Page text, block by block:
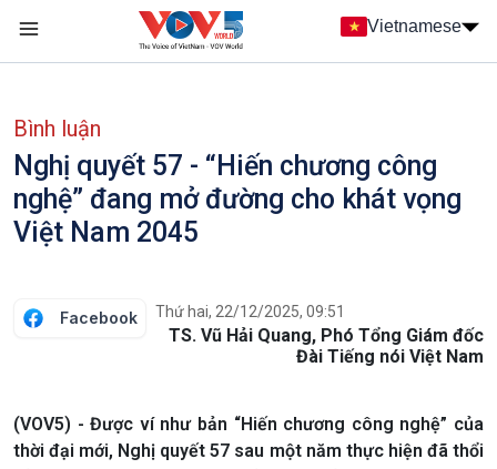
Nhảy đến nội dung
Vietnamese
Bình luận
Nghị quyết 57 - “Hiến chương công
nghệ” đang mở đường cho khát vọng
Việt Nam 2045
Facebook Thứ hai, 22/12/2025, 09:51
TS. Vũ Hải Quang, Phó Tổng Giám đốc
Đài Tiếng nói Việt Nam
(VOV5) - Được ví như bản “Hiến chương công nghệ” của
thời đại mới, Nghị quyết 57 sau một năm thực hiện đã thổi